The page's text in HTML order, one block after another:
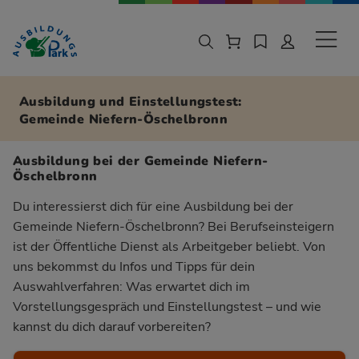
Zur Navigation springen
Zu den Hauptinhalten springen
Ausbildung und Einstellungstest:
Gemeinde Niefern-Öschelbronn
Ausbildung bei der Gemeinde Niefern-
Öschelbronn
Du interessierst dich für eine Ausbildung bei der
Gemeinde Niefern-Öschelbronn? Bei Berufseinsteigern
ist der Öffentliche Dienst als Arbeitgeber beliebt. Von
uns bekommst du Infos und Tipps für dein
Auswahlverfahren: Was erwartet dich im
Vorstellungsgespräch und Einstellungstest – und wie
kannst du dich darauf vorbereiten?